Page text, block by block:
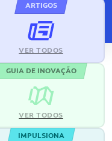
ARTIGOS
VER TODOS
GUIA DE INOVAÇÃO
VER TODOS
IMPULSIONA